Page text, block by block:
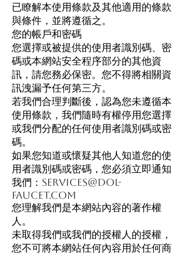
已瞭解本使用條款及其他適用的條款
與條件，並將遵循之。
您的帳戶和密碼
您選擇或被提供的使用者識別碼、密
碼或本網站安全程序部分的其他資
訊，請您務必保密。您不得將相關資
訊洩漏予任何第三方。
若我們合理判斷後，認為您未遵循本
使用條款，我們隨時有權停用您選擇
或我們分配的任何使用者識別碼或密
碼。
如果您知道或懷疑其他人知道您的使
用者識別碼或密碼，您必須立即通知
我們： services@dol-
faucet.com
您理解我們是本網站內容的著作權
人。
未取得我們或我們的授權人的授權，
您不可將本網站任何內容用於任何商